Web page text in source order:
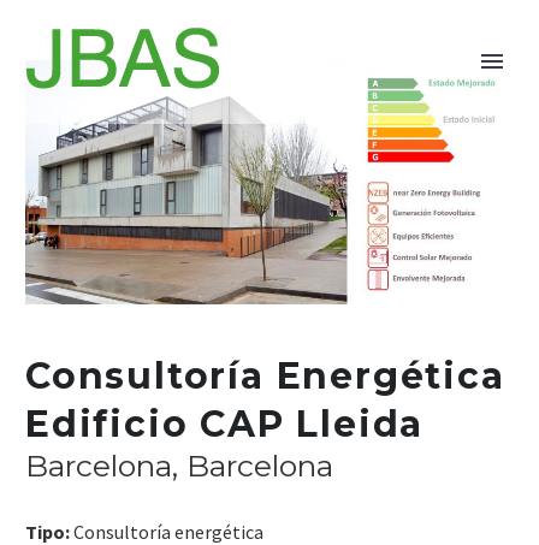
Consultoría Energética
Edificio CAP Lleida
Barcelona, Barcelona
Tipo:Consultoría energética